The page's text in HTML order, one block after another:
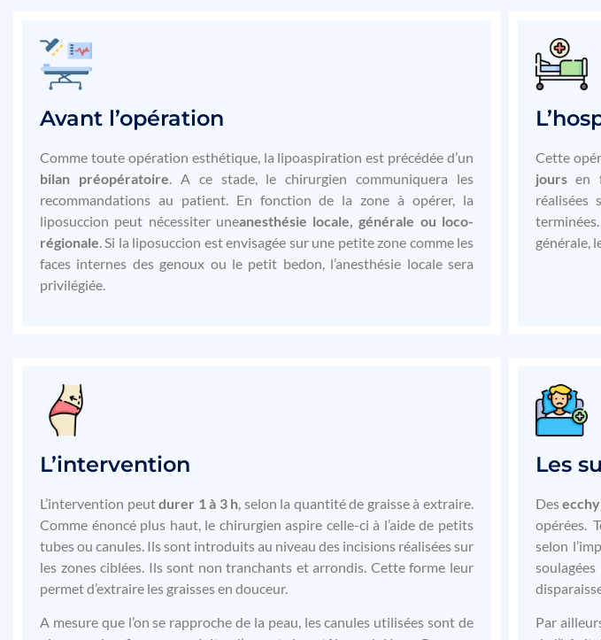
Avant l’opération
Comme toute opération esthétique, la lipoaspiration est précédée d’un
bilan préopératoire . A ce stade, le chirurgien communiquera les
recommandations au patient. En fonction de la zone à opérer, la
liposuccion peut nécessiter uneanesthésie locale, générale ou loco-
régionale . Si la liposuccion est envisagée sur une petite zone comme les
faces internes des genoux ou le petit bedon, l’anesthésie locale sera
privilégiée.
Cette
jours en
réalisées
générale,
L’intervention
L’intervention peutdurer 1à 3 h , selon la quantité de graisse à extraire.
Comme énoncé plus haut, le chirurgien aspire celle-ci à l’aide de petits
tubes ou canules. Ils sont introduits au niveau des incisions réalisées sur
les zones ciblées. Ils sont non tranchants et arrondis. Cette forme leur
permet d’extraire les graisses en douceur.
A mesure que l’on se rapproche de la peau, les canules utilisées sont de
Les
Des
opérées.
selon
Par